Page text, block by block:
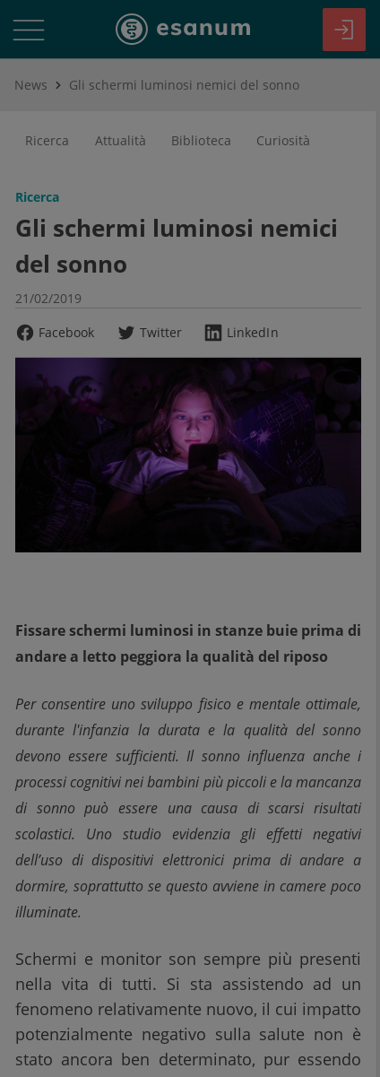
News Gli schermi luminosi nemici del sonno
Ricerca Attualità Biblioteca Curiosità
Ricerca
Gli schermi luminosi nemici
del sonno
21/02/2019
Facebook
Twitter LinkedIn
Fissare schermi luminosi in stanze buie prima di
andare a letto peggiora la qualità del riposo
Per consentire uno sviluppo fisico e mentale ottimale,
durante l'infanzia la durata e la qualità del sonno
devono essere sufficienti. Il sonno influenza anche i
processi cognitivi nei bambini più piccoli e la mancanza
di sonno può essere una causa di scarsi risultati
scolastici. Uno studio evidenzia gli effetti negativi
dell’uso di dispositivi elettronici prima di andare a
dormire, soprattutto se questo avviene in camere poco
illuminate.
Schermi e monitor son sempre più presenti
nella vita di tutti. Si sta assistendo ad un
fenomeno relativamente nuovo, il cui impatto
potenzialmente negativo sulla salute non è
stato ancora ben determinato, pur essendo